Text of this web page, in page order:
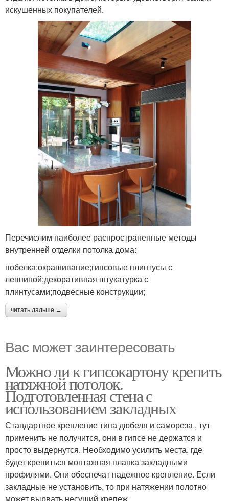
искушенных покупателей.
Перечислим наиболее распространенные методы
внутренней отделки потолка дома:
побелка;окрашивание;гипсовые плинтусы с
лепниной;декоративная штукатурка с
плинтусами;подвесные конструкции;
читать дальше →
Вас может заинтересовать
Можно ли к гипсокартону крепить
натяжной потолок.
Подготовленная стена с
использованием закладных
Стандартное крепление типа дюбеля и самореза , тут
применить не получится, они в гипсе не держатся и
просто выдернутся. Необходимо усилить места, где
будет крепиться монтажная планка закладными
профилями. Они обеспечат надежное крепление. Если
закладные не установить, то при натяжении полотно